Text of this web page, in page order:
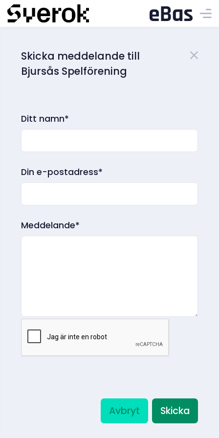
Skicka meddelande till
Bjursås Spelförening
Ditt namn*
Din e-postadress*
Meddelande*
Avbryt